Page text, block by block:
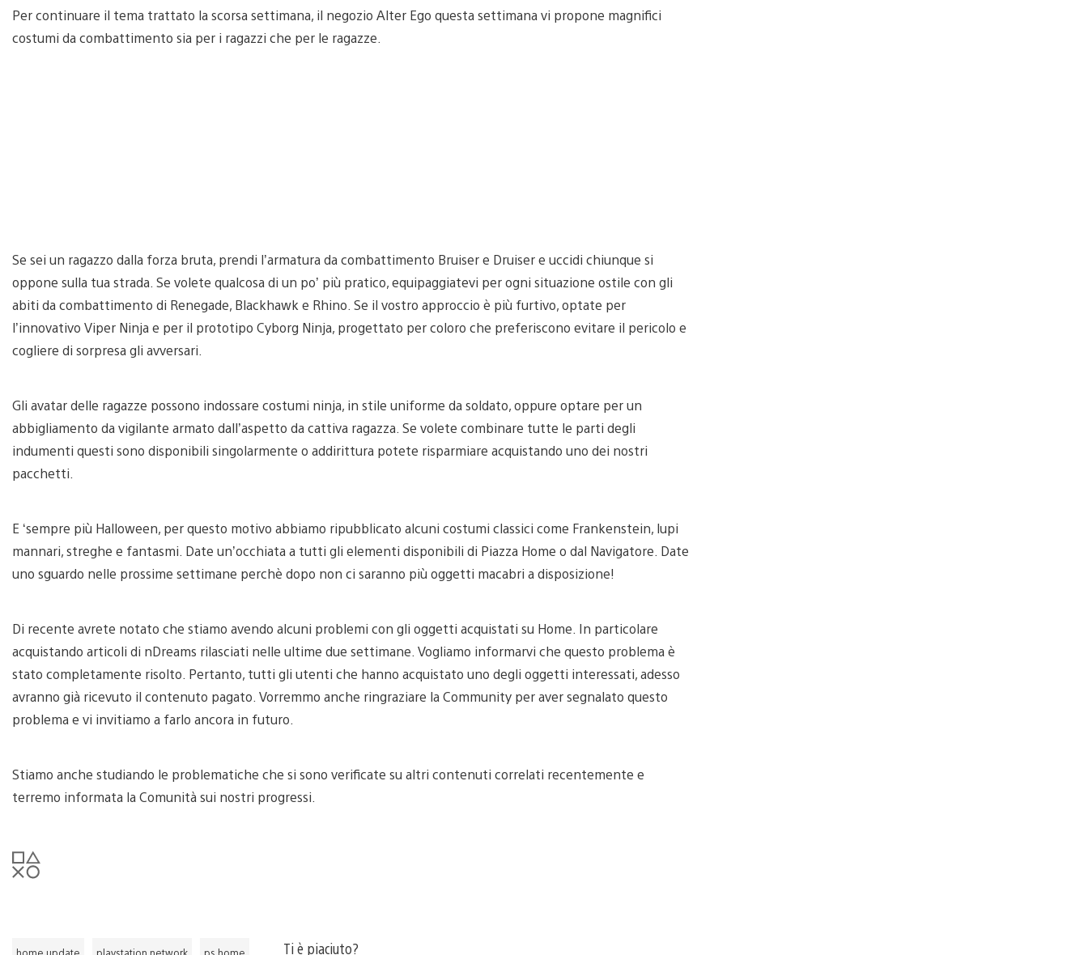
Per continuare il tema trattato la scorsa settimana, il negozio Alter Ego questa settimana vi propone magnifici
costumi da combattimento sia per i ragazzi che per le ragazze.
Se sei un ragazzo dalla forza bruta, prendi l’armatura da combattimento Bruiser e Druiser e uccidi chiunque si
oppone sulla tua strada. Se volete qualcosa di un po’ più pratico, equipaggiatevi per ogni situazione ostile con gli
abiti da combattimento di Renegade, Blackhawk e Rhino. Se il vostro approccio è più furtivo, optate per
l’innovativo Viper Ninja e per il prototipo Cyborg Ninja, progettato per coloro che preferiscono evitare il pericolo e
cogliere di sorpresa gli avversari.
Gli avatar delle ragazze possono indossare costumi ninja, in stile uniforme da soldato, oppure optare per un
abbigliamento da vigilante armato dall’aspetto da cattiva ragazza. Se volete combinare tutte le parti degli
indumenti questi sono disponibili singolarmente o addirittura potete risparmiare acquistando uno dei nostri
pacchetti.
E ‘sempre più Halloween, per questo motivo abbiamo ripubblicato alcuni costumi classici come Frankenstein, lupi
mannari, streghe e fantasmi. Date un’occhiata a tutti gli elementi disponibili di Piazza Home o dal Navigatore. Date
uno sguardo nelle prossime settimane perchè dopo non ci saranno più oggetti macabri a disposizione!
Di recente avrete notato che stiamo avendo alcuni problemi con gli oggetti acquistati su Home. In particolare
acquistando articoli di nDreams rilasciati nelle ultime due settimane. Vogliamo informarvi che questo problema è
stato completamente risolto. Pertanto, tutti gli utenti che hanno acquistato uno degli oggetti interessati, adesso
avranno già ricevuto il contenuto pagato. Vorremmo anche ringraziare la Community per aver segnalato questo
problema e vi invitiamo a farlo ancora in futuro.
Stiamo anche studiando le problematiche che si sono verificate su altri contenuti correlati recentemente e
terremo informata la Comunità sui nostri progressi.
home update playstation network ps home Ti è piaciuto?